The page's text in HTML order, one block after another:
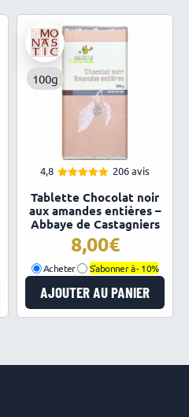
100g
4,8
sur 5
206 avis
Tablette Chocolat noir
aux amandes entières –
Abbaye de Castagniers
8,00
Acheter S'abonner à -10%
AJOUTER AU PANIER